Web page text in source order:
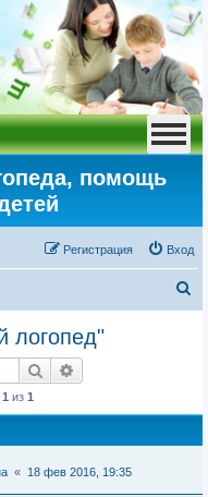
помощь
Вход
Регистрация
о
логопед"
Поиск
1 из 1
« 18 фев 2016, 19:35